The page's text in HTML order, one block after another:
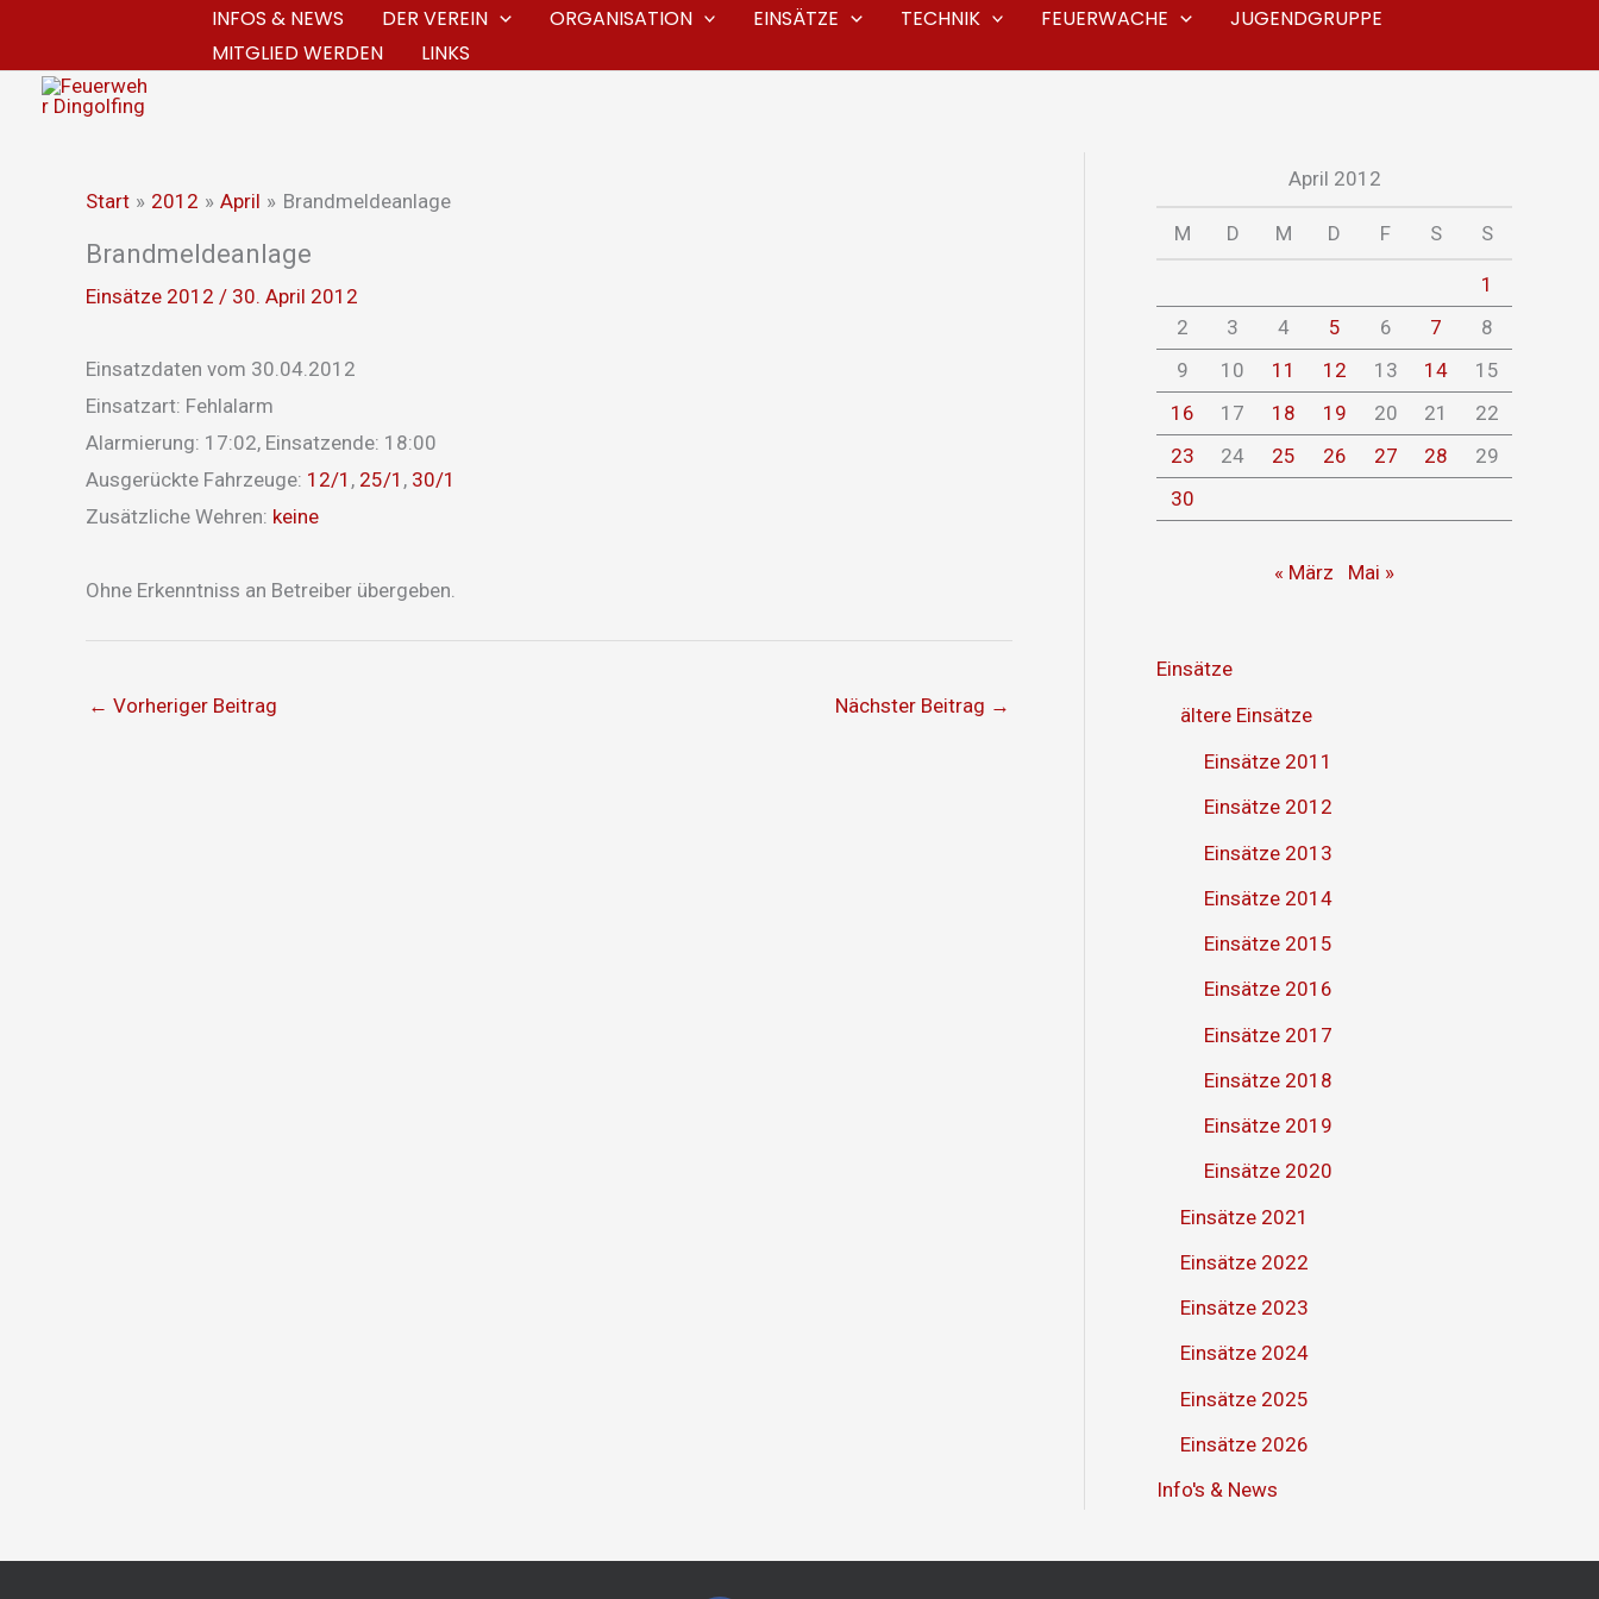
springen
INFOS & NEWS DER VEREIN ORGANISATION EINSÄTZE TECHNIK FEUERWACHE
JUGENDGRUPPE
MITGLIED WERDEN
LINKS
Start 2012 April Brandmeldeanlage
Brandmeldeanlage
Einsätze 2012 / 30. April 2012
Einsatzdaten vom 30.04.2012
Einsatzart: Fehlalarm
Alarmierung: 17:02, Einsatzende: 18:00
Ausgerückte Fahrzeuge: 12/1 , 25/1 , 30/1
Zusätzliche Wehren: keine
Ohne Erkenntniss an Betreiber übergeben.
← Vorheriger Beitrag Nächster Beitrag →
April 2012
M D M D F S S
1
2
3 4 5 6 7
8
9
10 11 12 13 14
15
16
17 18 19 20 21
22
23
24 25 26 27 28
29
30
« März Mai »
Einsätze
ältere Einsätze
Einsätze 2011
Einsätze 2012
Einsätze 2013
Einsätze 2014
Einsätze 2015
Einsätze 2016
Einsätze 2017
Einsätze 2018
Einsätze 2019
Einsätze 2020
Einsätze 2021
Einsätze 2022
Einsätze 2023
Einsätze 2024
Einsätze 2025
Einsätze 2026
Info's & News